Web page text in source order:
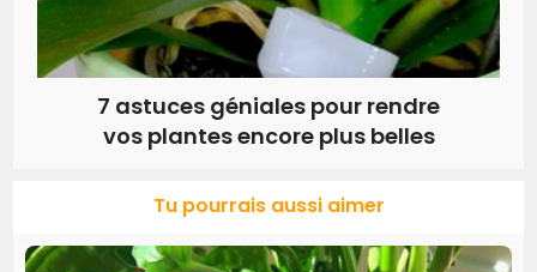
7 astuces géniales pour rendre
vos plantes encore plus belles
Tu pourrais aussi aimer